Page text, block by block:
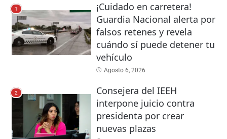
1
¡Cuidado en carretera!
Guardia Nacional alerta por
falsos retenes y revela
cuándo sí puede detener tu
vehículo
Agosto 6, 2026
2
Consejera del IEEH
interpone juicio contra
presidenta por crear
nuevas plazas